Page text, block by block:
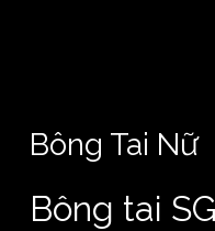
Bông Tai Nữ
Bông tai